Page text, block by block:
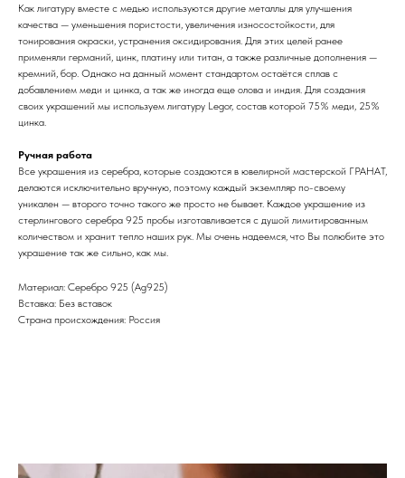
Как лигатуру вместе с медью используются другие металлы для улучшения
качества — уменьшения пористости, увеличения износостойкости, для
тонирования окраски, устранения оксидирования. Для этих целей ранее
применяли германий, цинк, платину или титан, а также различные дополнения —
кремний, бор. Однако на данный момент стандартом остаётся сплав с
добавлением меди и цинка, а так же иногда еще олова и индия. Для создания
своих украшений мы используем лигатуру Legor, состав которой 75% меди, 25%
цинка.
Ручная работа
Все украшения из серебра, которые создаются в ювелирной мастерской ГРАНАТ,
делаются исключительно вручную, поэтому каждый экземпляр по-своему
уникален — второго точно такого же просто не бывает. Каждое украшение из
стерлингового серебра 925 пробы изготавливается с душой лимитированным
количеством и хранит тепло наших рук. Мы очень надеемся, что Вы полюбите это
украшение так же сильно, как мы.
Материал: Cеребро 925 (Ag925)
Вставка: Без вставок
Страна происхождения: Россия